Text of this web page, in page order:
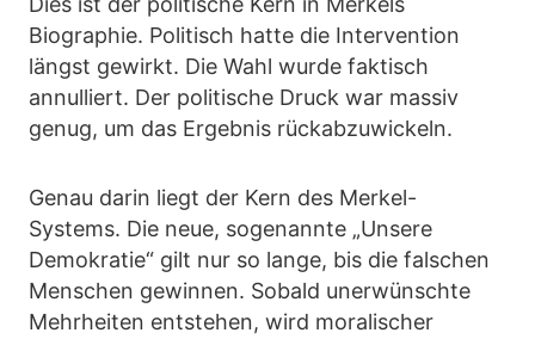
Biographie. Politisch hatte die Intervention
längst gewirkt. Die Wahl wurde faktisch
annulliert. Der politische Druck war massiv
genug, um das Ergebnis rückabzuwickeln.
Genau darin liegt der Kern des Merkel-
Systems. Die neue, sogenannte „Unsere
Demokratie“ gilt nur so lange, bis die falschen
Menschen gewinnen. Sobald unerwünschte
Mehrheiten entstehen, wird moralischer